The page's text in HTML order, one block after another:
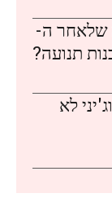
שלאחר ה-
לא